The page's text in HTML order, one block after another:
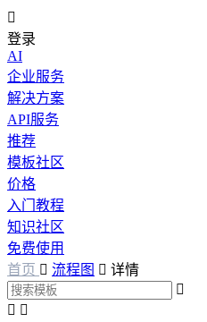

登录
AI
企业服务
解决方案
API服务
推荐
模板社区
价格
入门教程
知识社区
免费使用
首页  流程图  详情

 